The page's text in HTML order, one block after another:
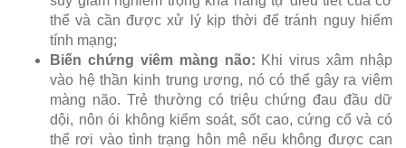
thể và cần được xử lý kịp thời để tránh nguy hiểm
tính mạng;
Biến chứng viêm màng não: Khi virus xâm nhập
vào hệ thần kinh trung ương, nó có thể gây ra viêm
màng não. Trẻ thường có triệu chứng đau đầu dữ
dội, nôn ói không kiểm soát, sốt cao, cứng cổ và có
thể rơi vào tình trạng hôn mê nếu không được can